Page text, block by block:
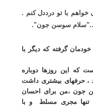
با تو درددل کنم .
سوسن جون".
گرفته که دیگر با
که این روزها دوباره
حرفهای بیشتری داشت
جون ،من برای احسان
تنها مجری مسلط و با